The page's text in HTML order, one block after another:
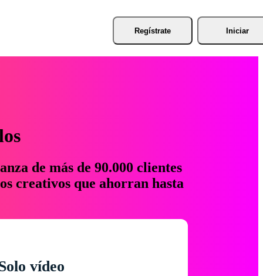
Regístrate Iniciar
de más de 90.000 clientes
creativos que ahorran hasta
vídeo